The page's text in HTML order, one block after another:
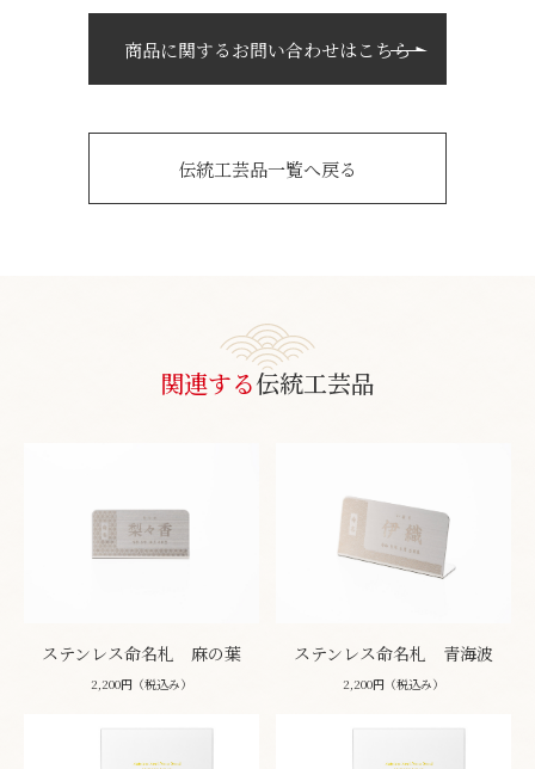
商品に関するお問い合わせはこちら
伝統工芸品一覧へ戻る
関連する伝統工芸品
ステンレス命名札 麻の葉
2,200円（税込み）
ステンレス命名札 青海波
2,200円（税込み）